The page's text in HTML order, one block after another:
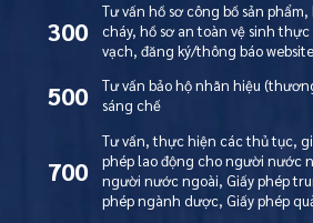
300
Tư vấn hồ sơ công bố sản
cháy, hồ sơ an toàn vệ sinh thực
vạch, đăng ký/thông báo
500
Tư vấn bảo hộ nhãn hiệu
sáng chế
700
Tư vấn, thực hiện các thủ tục,
phép lao động cho người nước
người nước ngoài, Giấy phép
phép ngành dược, Giấy phép